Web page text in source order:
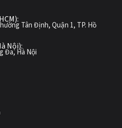
Tân Định, Quận 1, TP. Hồ
Nội):
Đa, Hà Nội